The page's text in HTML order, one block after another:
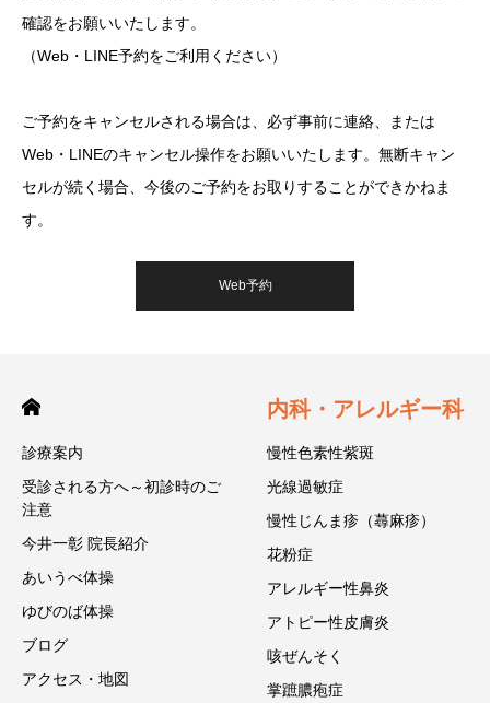
確認をお願いいたします。
（Web・LINE予約をご利用ください）
ご予約をキャンセルされる場合は、必ず事前に連絡、または
Web・LINEのキャンセル操作をお願いいたします。無断キャン
セルが続く場合、今後のご予約をお取りすることができかねま
す。
Web予約
診療案内
受診される方へ～初診時のご
注意
今井一彰 院長紹介
あいうべ体操
ゆびのば体操
ブログ
アクセス・地図
内科・アレルギー科
慢性色素性紫斑
光線過敏症
慢性じんま疹（蕁麻疹）
花粉症
アレルギー性鼻炎
アトピー性皮膚炎
咳ぜんそく
掌蹠膿疱症